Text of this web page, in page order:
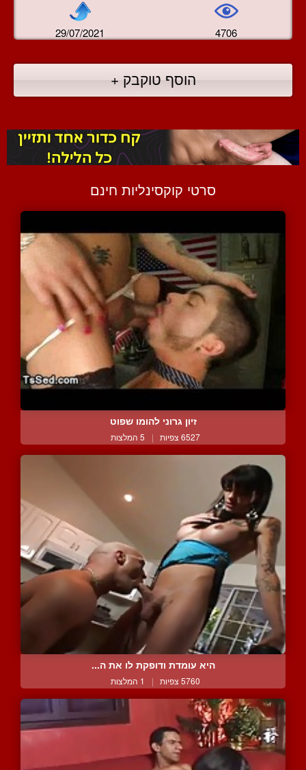
29/07/2021 4706
הוסף טוקבק +
סרטי קוקסינליות חינם
זיון גרוני להומו שפוט
6527 צפיות | 5 המלצות
היא עומדת ודופקת לו את ה...
5760 צפיות | 1 המלצות